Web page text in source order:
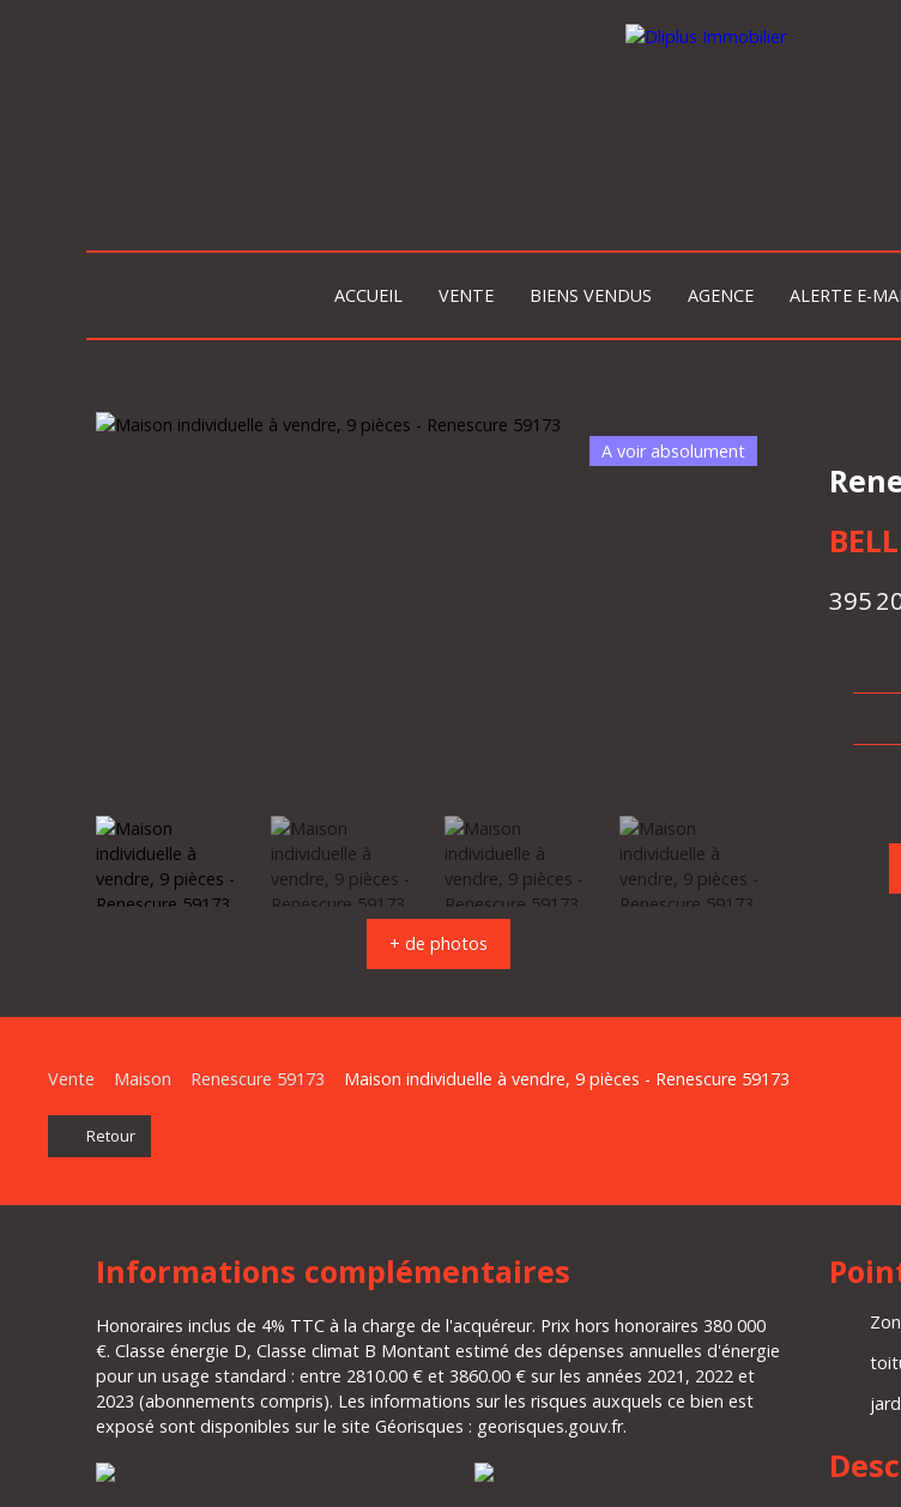
ACCUEIL VENTE BIENS VENDUS AGENCE ALERTE E-
A voir absolument
+ de photos
395
Vente Maison Renescure 59173 Maison individuelle à vendre, 9 pièces - Renescure 59173
Retour
Informations complémentaires
Honoraires inclus de 4% TTC à la charge de l'acquéreur. Prix hors honoraires 380 000
€. Classe énergie D, Classe climat B Montant estimé des dépenses annuelles d'énergie
pour un usage standard : entre 2810.00 € et 3860.00 € sur les années 2021, 2022 et
2023 (abonnements compris). Les informations sur les risques auxquels ce bien est
exposé sont disponibles sur le site Géorisques : georisques.gouv.fr.